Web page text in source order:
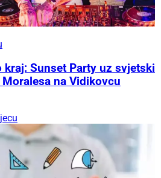
kraj: Sunset Party uz svjetski
na Vidikovcu